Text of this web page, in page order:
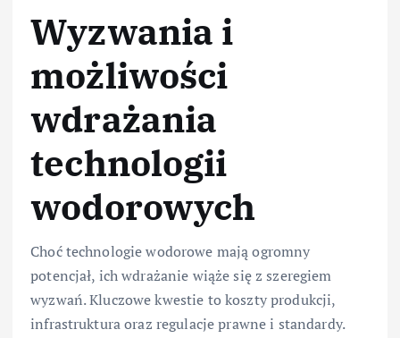
Wyzwania i
możliwości
wdrażania
technologii
wodorowych
Choć technologie wodorowe mają ogromny
potencjał, ich wdrażanie wiąże się z szeregiem
wyzwań. Kluczowe kwestie to koszty produkcji,
infrastruktura oraz regulacje prawne i standardy.